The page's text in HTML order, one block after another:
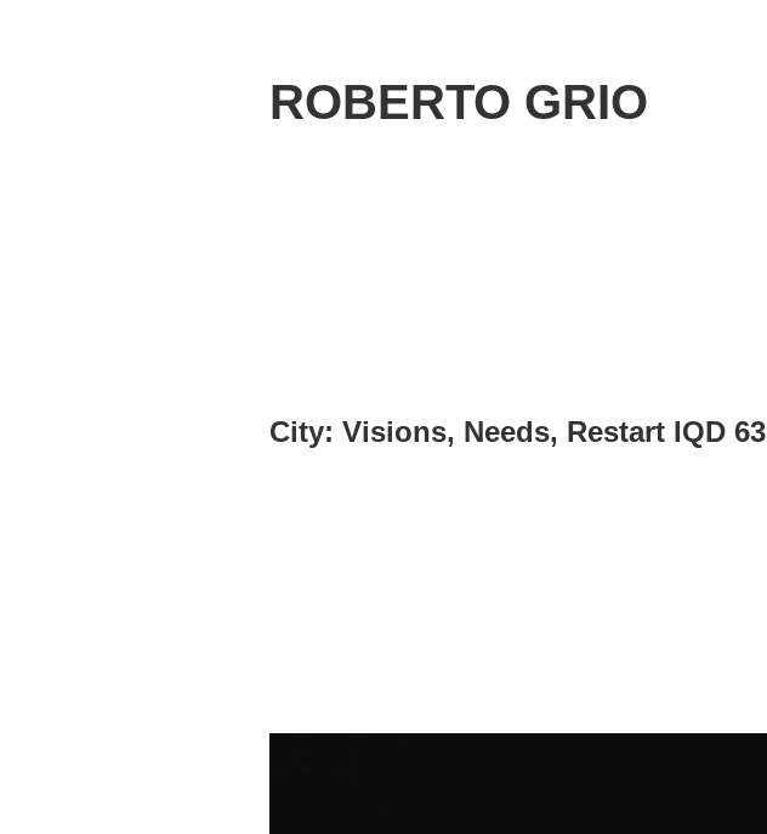
ROBERTO GRIO
City: Visions, Needs, Restart IQD 63